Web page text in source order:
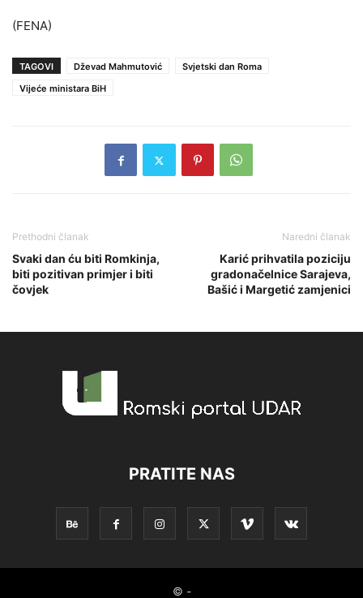
(FENA)
TAGOVI Dževad Mahmutović
Svjetski dan Roma
Vijeće ministara BiH
Prethodni članak
Svaki dan ću biti Romkinja,
biti pozitivan primjer i biti
čovjek
Naredni članak
Karić prihvatila poziciju
gradonačelnice Sarajeva,
Bašić i Margetić zamjenici
PRATITE NAS
© -